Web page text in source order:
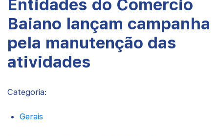
Entidades do Comércio
Baiano lançam campanha
pela manutenção das
atividades
Categoria:
Gerais